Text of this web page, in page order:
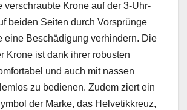
verschraubte Krone auf der 3-Uhr-
beiden Seiten durch Vorsprünge
eine Beschädigung verhindern. Die
Krone ist dank ihrer robusten
und auch mit nassen
zu bedienen. Zudem ziert ein
der Marke, das Helvetikkreuz,